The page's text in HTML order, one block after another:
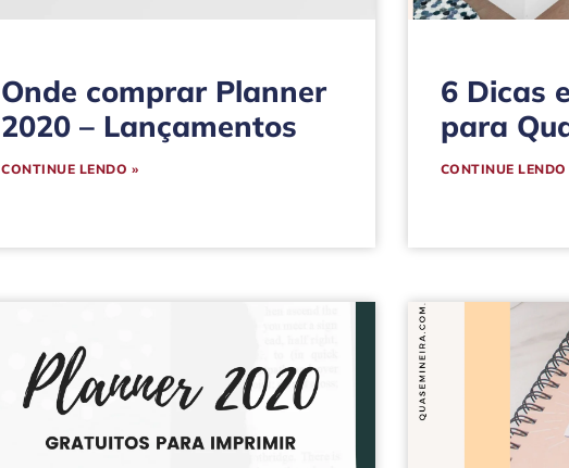
Onde comprar Planner
2020 – Lançamentos
CONTINUE LENDO »
6 Dicas
para
CONTINUE LENDO